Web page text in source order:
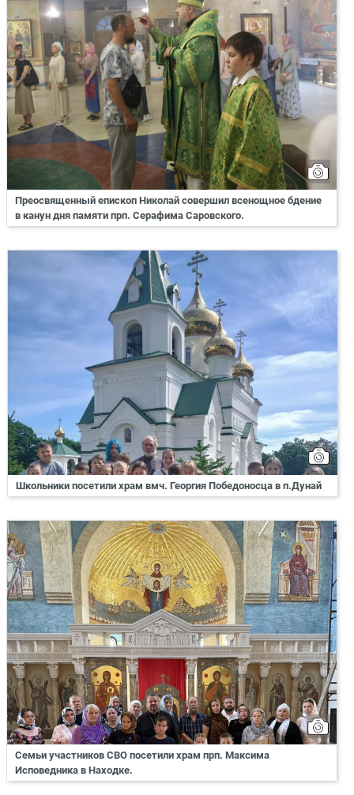
Преосвященный епископ Николай совершил всенощное бдение
в канун дня памяти прп. Серафима Саровского.
Школьники посетили храм вмч. Георгия Победоносца в п.Дунай
Семьи участников СВО посетили храм прп. Максима
Исповедника в Находке.